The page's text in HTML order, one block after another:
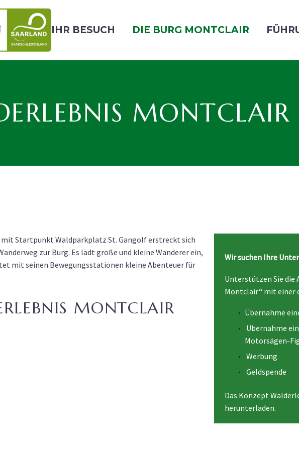
IHR BESUCH DIE BURG MONTCLAIR
MONTCLAIR
Startpunkt Waldparkplatz St. Gangolf erstreckt sich
zur Burg. Es lädt große und kleine Wanderer ein,
mit seinen Bewegungsstationen kleine Abenteuer für
MONTCLAIR
Wir suchen Ihre
Unterstützen Sie die
Montclair“ mit einer
Übernahme
Übernahme
Motorsägen-
Werbung
Geldspende
Das Konzept
herunterladen.